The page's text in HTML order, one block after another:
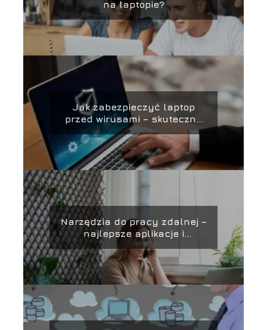
na laptopie?
Jak zabezpieczyć laptop
przed wirusami – skuteczne
metody ochrony i
zabezpieczania danych
Narzędzia do pracy zdalnej –
najlepsze aplikacje i
platformy